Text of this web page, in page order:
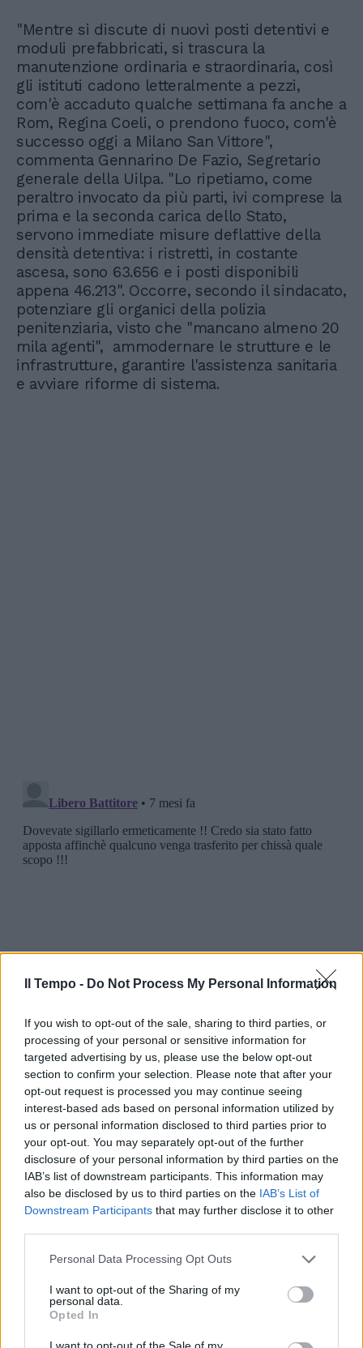
Il Tempo - Do Not Process My Personal Information
If you wish to opt-out of the sale, sharing to third parties, or
processing of your personal or sensitive information for
targeted advertising by us, please use the below opt-out
section to confirm your selection. Please note that after your
opt-out request is processed you may continue seeing
interest-based ads based on personal information utilized by
us or personal information disclosed to third parties prior to
your opt-out. You may separately opt-out of the further
disclosure of your personal information by third parties on the
IAB’s list of downstream participants. This information may
also be disclosed by us to third parties on the IAB’s List of
Downstream Participants that may further disclose it to other
Personal Data Processing Opt Outs
I want to opt-out of the Sharing of my
personal data.
Opted In
I want to opt-out of the Sale of my
"Mentre si discute di nuovi posti detentivi e
moduli prefabbricati, si trascura la
manutenzione ordinaria e straordinaria, così
gli istituti cadono letteralmente a pezzi,
com'è accaduto qualche settimana fa anche a
Rom, Regina Coeli, o prendono fuoco, com'è
successo oggi a Milano San Vittore",
commenta Gennarino De Fazio, Segretario
generale della Uilpa. "Lo ripetiamo, come
peraltro invocato da più parti, ivi comprese la
prima e la seconda carica dello Stato,
servono immediate misure deflattive della
densità detentiva: i ristretti, in costante
ascesa, sono 63.656 e i posti disponibili
appena 46.213". Occorre, secondo il sindacato,
potenziare gli organici della polizia
penitenziaria, visto che "mancano almeno 20
mila agenti", ammodernare le strutture e le
infrastrutture, garantire l'assistenza sanitaria
e avviare riforme di sistema.